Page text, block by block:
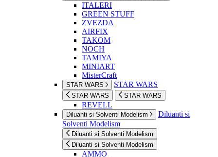
ITALERI
GREEN STUFF
ZVEZDA
AIRFIX
TAKOM
NOCH
TAMIYA
MINIART
MisterCraft
STAR WARS STAR WARS
STAR WARS STAR WARS
REVELL
Diluanti si Solventi Modelism
Diluanti si
Solventi Modelism
Diluanti si Solventi Modelism
Diluanti si Solventi Modelism
AMMO